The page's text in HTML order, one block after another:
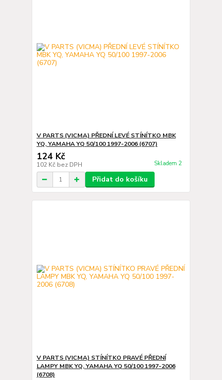
V PARTS (VICMA) PŘEDNÍ LEVÉ STÍNÍTKO MBK
YQ, YAMAHA YQ 50/100 1997-2006 (6707)
124 Kč
102 Kč bez DPH Skladem 2
Přidat do košíku
V PARTS (VICMA) STÍNÍTKO PRAVÉ PŘEDNÍ
LAMPY MBK YQ, YAMAHA YQ 50/100 1997-2006
(6708)